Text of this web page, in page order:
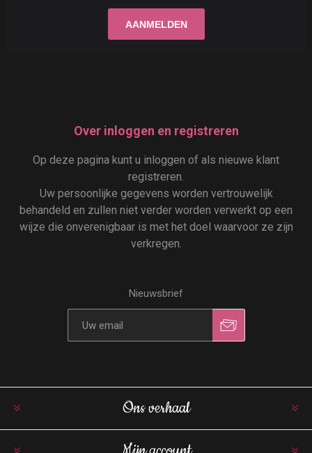
Over inloggen en registreren
Op deze pagina kunt u inloggen of als nieuwe klant
registreren.
Uw persoonlijke gegevens worden vertrouwelijk
behandeld en zullen niet verder worden verwerkt op een
wijze die onverenigbaar is met het doel waarvoor ze zijn
verkregen.
Nieuwsbrief
Ons verhaal